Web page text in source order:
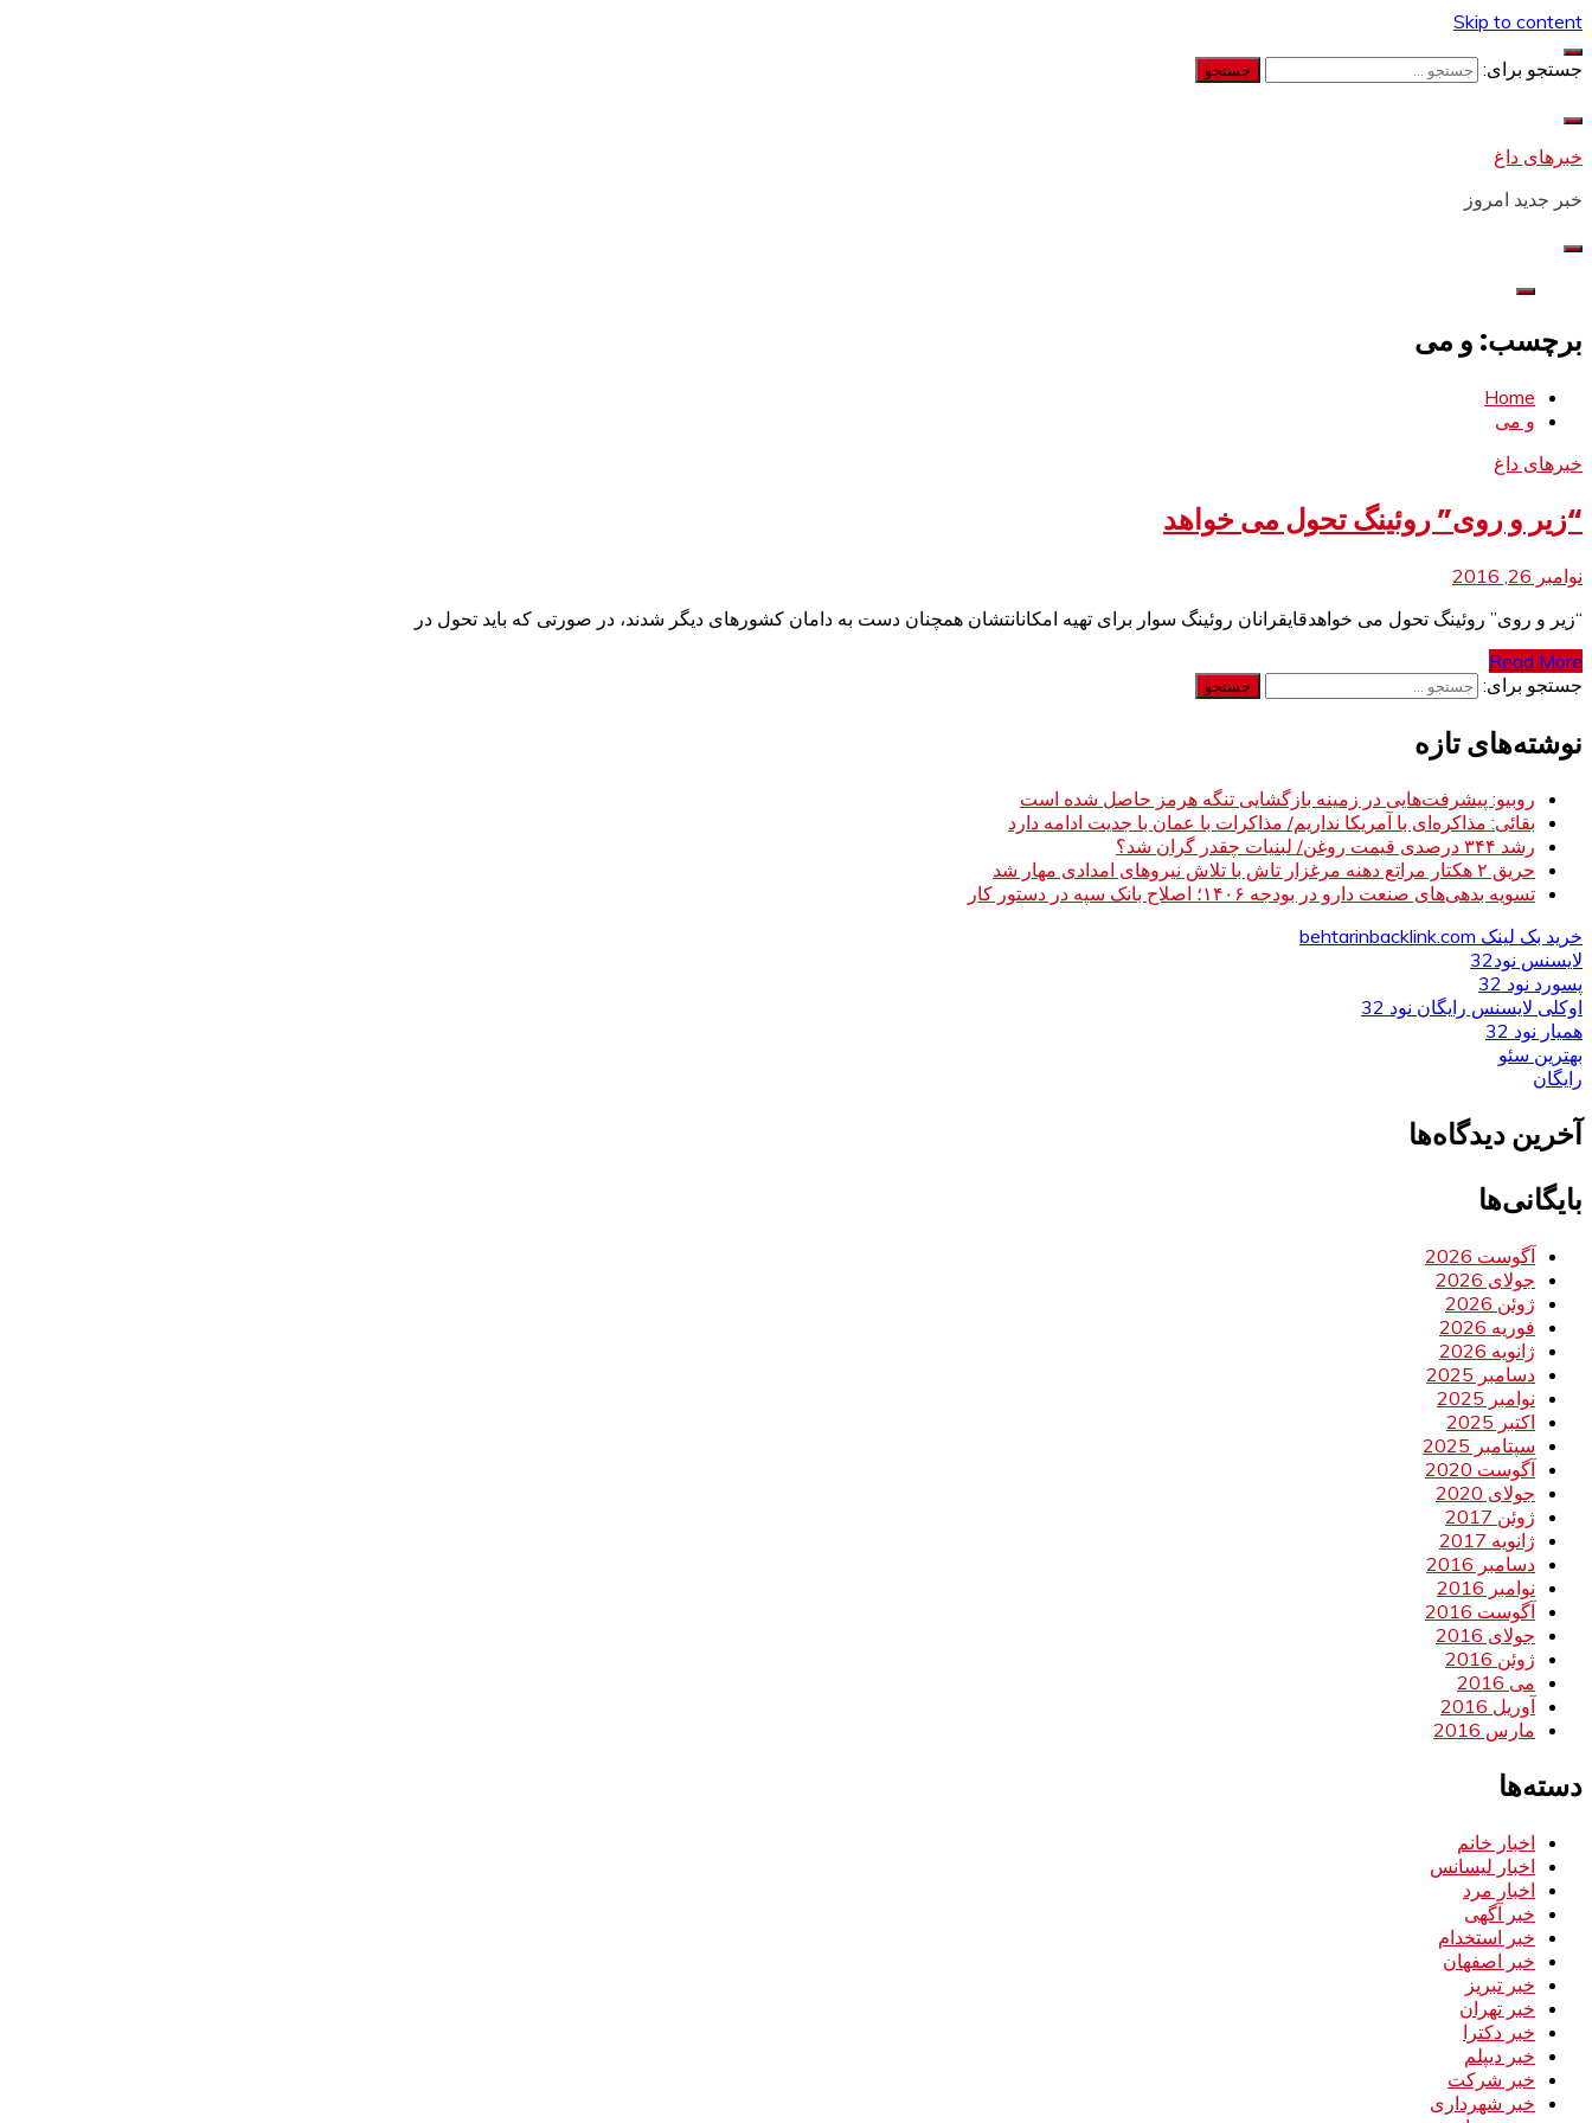
Skip to content
جستجو برای:
خبرهای داغ
خبر جدید امروز
برچسب: و می
Home
و می
خبرهای داغ
“زیر و روی” روئینگ تحول می خواهد
نوامبر 26, 2016
“زیر و روی” روئینگ تحول می خواهدقایقرانان روئینگ سوار برای تهیه امکانانتشان همچنان دست به دامان کشورهای دیگر شدند، در صورتی که باید تحول در
Read More
جستجو برای:
نوشته‌های تازه
روبیو: پیشرفت‌هایی در زمینه بازگشایی تنگه هرمز حاصل شده است
بقائی: مذاکره‌ای با آمریکا نداریم/ مذاکرات با عمان با جدیت ادامه دارد
رشد ۳۴۴ درصدی قیمت روغن/ لبنیات چقدر گران شد؟
حریق ۲ هکتار مراتع دهنه مرغزار تاش با تلاش نیروهای امدادی مهار شد
تسویه بدهی‌های صنعت دارو در بودجه ۱۴۰۶؛ اصلاح بانک سپه در دستور کار
خرید بک لینک behtarinbacklink.com
لایسنس نود32
پسورد نود 32
اوکلی لایسنس رایگان نود 32
همیار نود 32
بهترین سئو
رایگان
آخرین دیدگاه‌ها
بایگانی‌ها
آگوست 2026
جولای 2026
ژوئن 2026
فوریه 2026
ژانویه 2026
دسامبر 2025
نوامبر 2025
اکتبر 2025
سپتامبر 2025
آگوست 2020
جولای 2020
ژوئن 2017
ژانویه 2017
دسامبر 2016
نوامبر 2016
آگوست 2016
جولای 2016
ژوئن 2016
می 2016
آوریل 2016
مارس 2016
دسته‌ها
اخبار خانم
اخبار لیسانس
اخبار مرد
خبر آگهی
خبر استخدام
خبر اصفهان
خبر تبریز
خبر تهران
خبر دکترا
خبر دیپلم
خبر شرکت
خبر شهرداری